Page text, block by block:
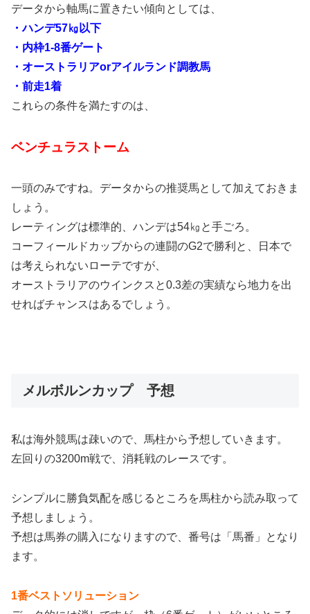
データから軸馬に置きたい傾向としては、
・ハンデ57㎏以下
・内枠1-8番ゲート
・オーストラリアorアイルランド調教馬
・前走1着
これらの条件を満たすのは、
ベンチュラストーム
一頭のみですね。データからの推奨馬として加えておきま
しょう。
レーティングは標準的、ハンデは54㎏と手ごろ。
コーフィールドカップからの連闘のG2で勝利と、日本で
は考えられないローテですが、
オーストラリアのウインクスと0.3差の実績なら地力を出
せればチャンスはあるでしょう。
メルボルンカップ 予想
私は海外競馬は疎いので、馬柱から予想していきます。
左回りの3200m戦で、消耗戦のレースです。
シンプルに勝負気配を感じるところを馬柱から読み取って
予想しましょう。
予想は馬券の購入になりますので、番号は「馬番」となり
ます。
1番ベストソリューション